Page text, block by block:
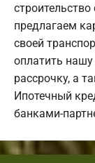
предлагаем
своей
оплатить
рассрочку, а
Ипотечный
банками-